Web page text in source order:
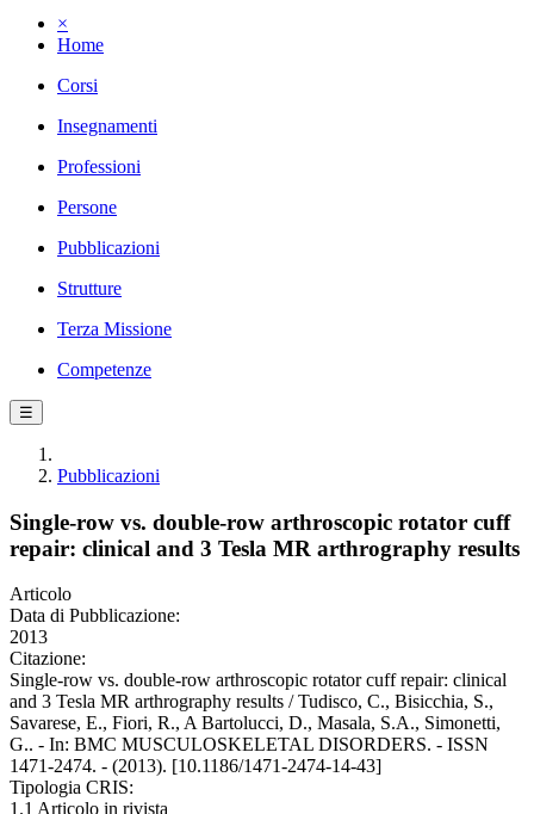
×
Home
Corsi
Insegnamenti
Professioni
Persone
Pubblicazioni
Strutture
Terza Missione
Competenze
☰
Pubblicazioni
Single-row vs. double-row arthroscopic rotator cuff
repair: clinical and 3 Tesla MR arthrography results
Articolo
Data di Pubblicazione:
2013
Citazione:
Single-row vs. double-row arthroscopic rotator cuff repair: clinical
and 3 Tesla MR arthrography results / Tudisco, C., Bisicchia, S.,
Savarese, E., Fiori, R., A Bartolucci, D., Masala, S.A., Simonetti,
G.. - In: BMC MUSCULOSKELETAL DISORDERS. - ISSN
1471-2474. - (2013). [10.1186/1471-2474-14-43]
Tipologia CRIS:
1.1 Articolo in rivista